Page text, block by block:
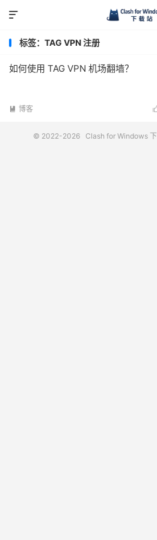

标签：TAG VPN 注册
如何使用 TAG VPN 机场翻墙？
 博客
© 2022-2026 Clash for Windows